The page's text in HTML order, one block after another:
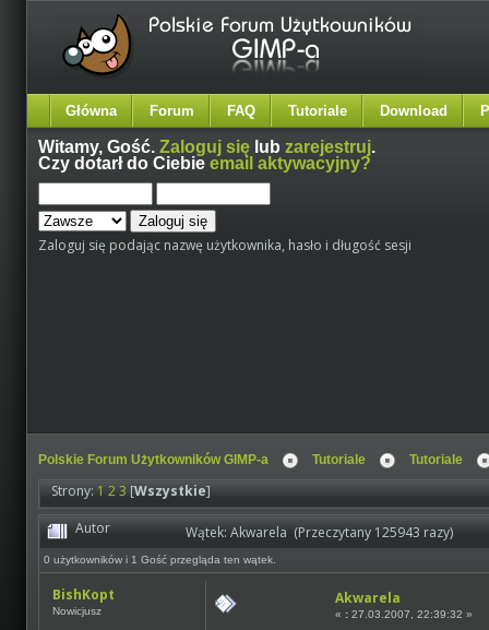
Główna Forum FAQ Tutoriale Download
Witamy, Gość. Zaloguj się lub zarejestruj.
Czy dotarł do Ciebie email aktywacyjny?
Zaloguj się podając nazwę użytkownika, hasło i długość sesji
Polskie Forum Użytkowników GIMP-a Tutoriale Tutoriale
Strony:123[Wszystkie]
Autor
Wątek: Akwarela (Przeczytany 125943 razy)
0 użytkowników i 1 Gość przegląda ten wątek.
BishKopt
Nowicjusz
Akwarela
« : 27.03.2007, 22:39:32 »